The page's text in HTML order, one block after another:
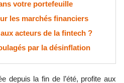
votre portefeuille
les marchés financiers
acteurs de la fintech ?
par la désinflation